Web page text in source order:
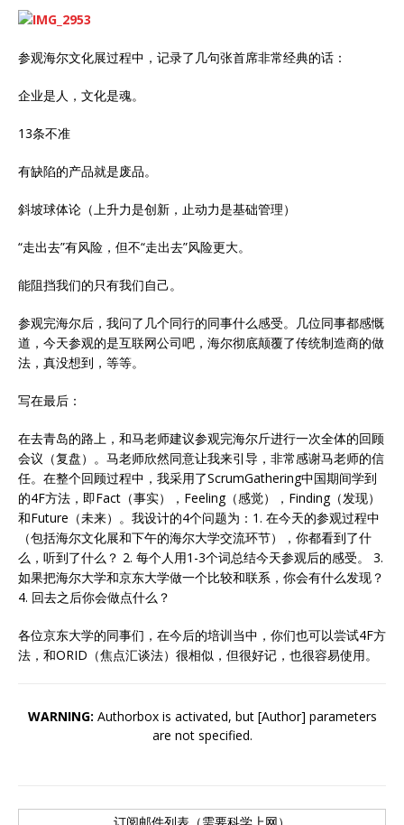
参观海尔文化展过程中，记录了几句张首席非常经典的话：
企业是人，文化是魂。
13条不准
有缺陷的产品就是废品。
斜坡球体论（上升力是创新，止动力是基础管理）
“走出去”有风险，但不“走出去”风险更大。
能阻挡我们的只有我们自己。
参观完海尔后，我问了几个同行的同事什么感受。几位同事都感慨
道，今天参观的是互联网公司吧，海尔彻底颠覆了传统制造商的做
法，真没想到，等等。
写在最后：
在去青岛的路上，和马老师建议参观完海尔斤进行一次全体的回顾
会议（复盘）。马老师欣然同意让我来引导，非常感谢马老师的信
任。在整个回顾过程中，我采用了ScrumGathering中国期间学到
的4F方法，即Fact（事实），Feeling（感觉），Finding（发现）
和Future（未来）。我设计的4个问题为：1. 在今天的参观过程中
（包括海尔文化展和下午的海尔大学交流环节），你都看到了什
么，听到了什么？ 2. 每个人用1-3个词总结今天参观后的感受。 3.
如果把海尔大学和京东大学做一个比较和联系，你会有什么发现？
4. 回去之后你会做点什么？
各位京东大学的同事们，在今后的培训当中，你们也可以尝试4F方
法，和ORID（焦点汇谈法）很相似，但很好记，也很容易使用。
WARNING: Authorbox is activated, but [Author] parameters
are not specified.
订阅邮件列表（需要科学上网）